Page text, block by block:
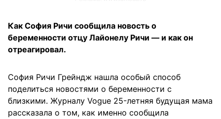
Как София Ричи сообщила новость о
беременности отцу Лайонелу Ричи — и как он
отреагировал.
София Ричи Грейндж нашла особый способ
поделиться новостями о беременности с
близкими. Журналу Vogue 25-летняя будущая мама
рассказала о том, как именно сообщила